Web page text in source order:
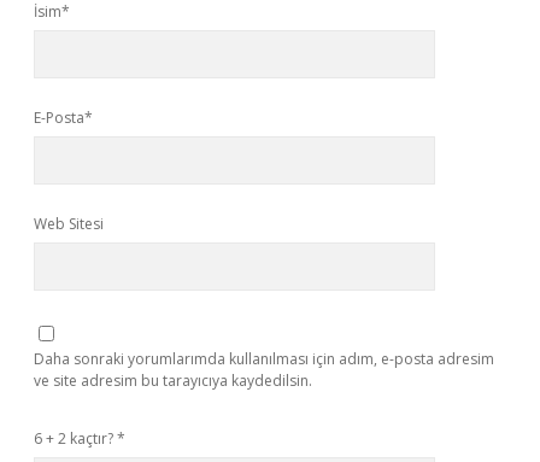
İsim*
E-Posta*
Web Sitesi
Daha sonraki yorumlarımda kullanılması için adım, e-posta adresim
ve site adresim bu tarayıcıya kaydedilsin.
6 + 2 kaçtır?*